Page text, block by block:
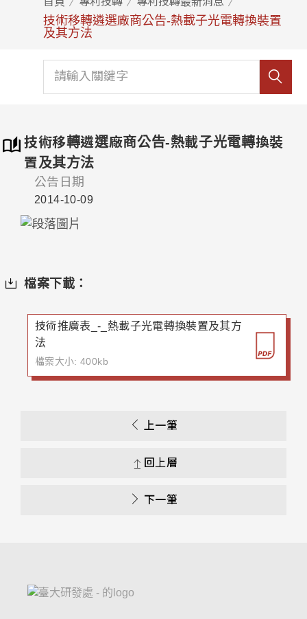
技術移轉遴選廠商公告-熱載子光電轉換裝置
及其方法
技術移轉遴選廠商公告-熱載子光電轉換裝
置及其方法
公告日期
2014-10-09
檔案下載：
技術推廣表_-_熱載子光電轉換裝置及其方
法
檔案大小: 400kb
上一筆
回上層
下一筆